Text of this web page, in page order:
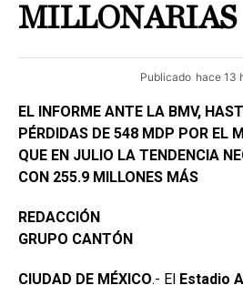
MILLONARIAS
Publicado hace 13
EL INFORME ANTE LA BMV,
PÉRDIDAS DE 548 MDP POR EL
QUE EN JULIO LA TENDENCIA
CON 255.9 MILLONES MÁS
REDACCIÓN
GRUPO CANTÓN
CIUDAD DE MÉXICO.- El Estadio